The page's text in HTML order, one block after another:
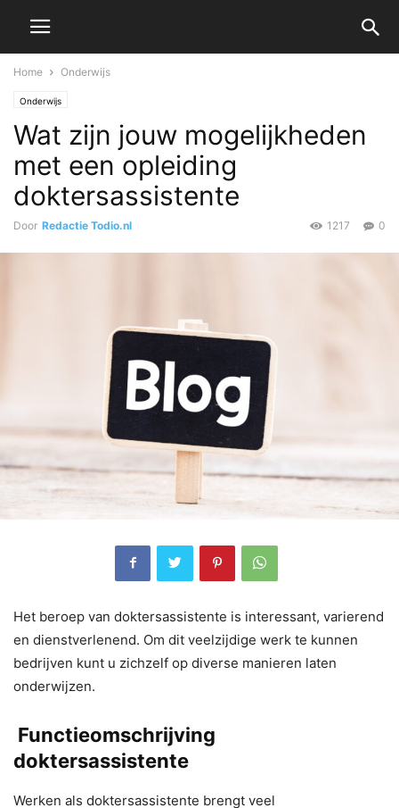
Home Onderwijs
Onderwijs
Wat zijn jouw mogelijkheden
met een opleiding
doktersassistente
Door Redactie Todio.nl 0
1217
Het beroep van doktersassistente is interessant, varierend
en dienstverlenend. Om dit veelzijdige werk te kunnen
bedrijven kunt u zichzelf op diverse manieren laten
onderwijzen.
Functieomschrijving
doktersassistente
Werken als doktersassistente brengt veel